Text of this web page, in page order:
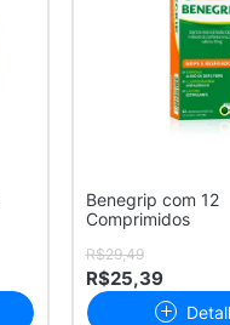
Benegrip com 12
Comprimidos
R$29,49
R$25,39